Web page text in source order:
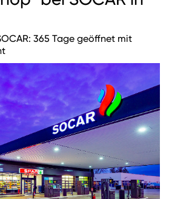
365 Tage geöffnet mit